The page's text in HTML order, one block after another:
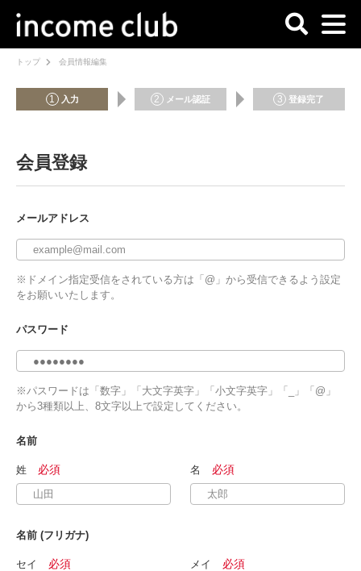
トップ 会員情報編集
1 入力 2 メール認証 3 登録完了
会員登録
メールアドレス
※ドメイン指定受信をされている方は「@」から受信できるよう設定
をお願いいたします。
パスワード
※パスワードは「数字」「大文字英字」「小文字英字」「_」「@」
から3種類以上、8文字以上で設定してください。
名前
姓 名
名前 (フリガナ)
セイ メイ